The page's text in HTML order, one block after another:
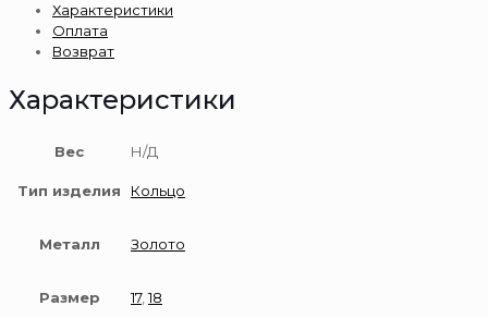
пробы
Характеристики
Оплата
Возврат
Характеристики
Вес Н/Д
Тип изделия Кольцо
Металл Золото
Размер 17,18